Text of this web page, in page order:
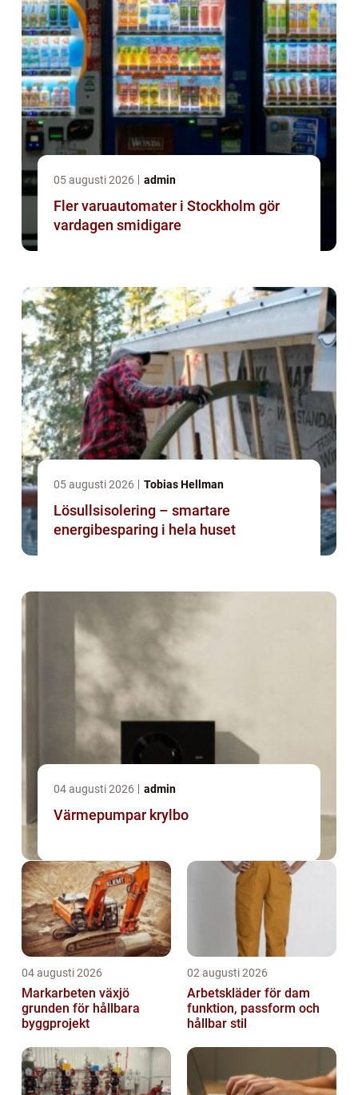
05 augusti 2026 admin
Fler varuautomater i Stockholm gör
vardagen smidigare
05 augusti 2026 Tobias Hellman
Lösullsisolering – smartare
energibesparing i hela huset
04 augusti 2026 admin
Värmepumpar krylbo
04 augusti 2026
Markarbeten växjö
grunden för hållbara
byggprojekt
02 augusti 2026
Arbetskläder för dam
funktion, passform och
hållbar stil